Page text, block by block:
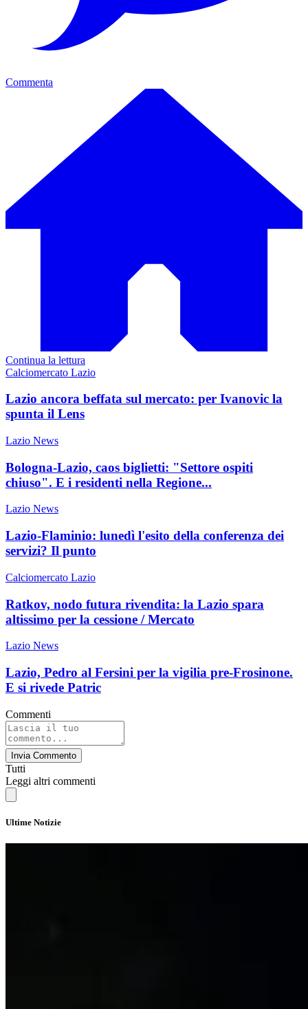
Commenta
Continua la lettura
Calciomercato Lazio
Lazio ancora beffata sul mercato: per Ivanovic la
spunta il Lens
Lazio News
Bologna-Lazio, caos biglietti: "Settore ospiti
chiuso". E i residenti nella Regione...
Lazio News
Lazio-Flaminio: lunedì l'esito della conferenza dei
servizi? Il punto
Calciomercato Lazio
Ratkov, nodo futura rivendita: la Lazio spara
altissimo per la cessione / Mercato
Lazio News
Lazio, Pedro al Fersini per la vigilia pre-Frosinone.
E si rivede Patric
Commenti
Invia Commento
Tutti
Leggi altri commenti
Ultime Notizie